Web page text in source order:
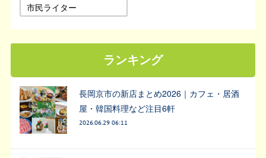
市民ライター
ランキング
長岡京市の新店まとめ2026｜カフェ・居酒
屋・韓国料理など注目6軒
2026.06.29 06:11